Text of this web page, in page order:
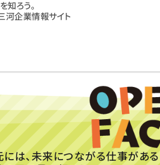
知ろう。
河企業情報サイト
には、未来につながる仕事がある